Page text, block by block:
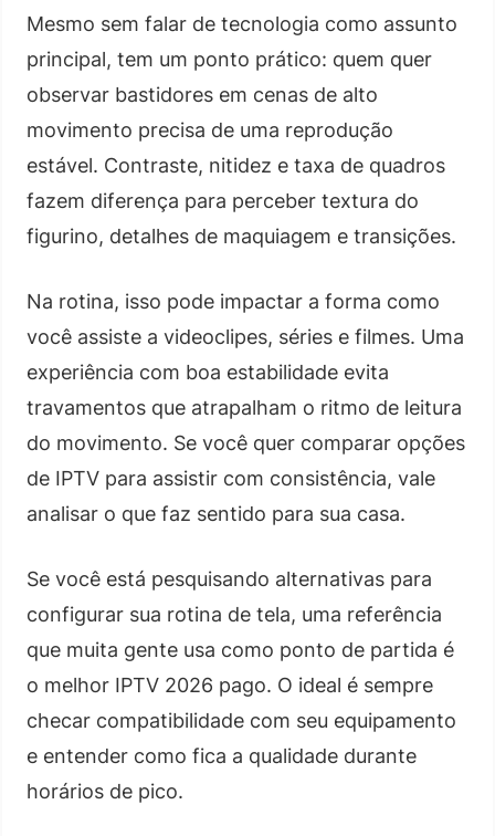
Mesmo sem falar de tecnologia como assunto
principal, tem um ponto prático: quem quer
observar bastidores em cenas de alto
movimento precisa de uma reprodução
estável. Contraste, nitidez e taxa de quadros
fazem diferença para perceber textura do
figurino, detalhes de maquiagem e transições.
Na rotina, isso pode impactar a forma como
você assiste a videoclipes, séries e filmes. Uma
experiência com boa estabilidade evita
travamentos que atrapalham o ritmo de leitura
do movimento. Se você quer comparar opções
de IPTV para assistir com consistência, vale
analisar o que faz sentido para sua casa.
Se você está pesquisando alternativas para
configurar sua rotina de tela, uma referência
que muita gente usa como ponto de partida é
o melhor IPTV 2026 pago. O ideal é sempre
checar compatibilidade com seu equipamento
e entender como fica a qualidade durante
horários de pico.